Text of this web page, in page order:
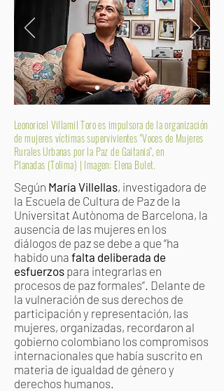
Según María Villellas, investigadora de
la Escuela de Cultura de Paz de la
Universitat Autònoma de Barcelona, la
ausencia de las mujeres en los
diálogos de paz se debe a que “ha
habido una falta deliberada de
esfuerzos para integrarlas en
procesos de paz formales”. Delante de
la vulneración de sus derechos de
participación y representación, las
mujeres, organizadas, recordaron al
gobierno colombiano los compromisos
internacionales que había suscrito en
materia de igualdad de género y
derechos humanos.
Leonoricel Villamil Toro es impulsora de la organización
de mujeres víctimas supervivientes "Voces de Mujeres
Rurales Urbanas por la Paz de Gaitania", en
Planadas (Tolima) | Imagen: Elena Bulet.